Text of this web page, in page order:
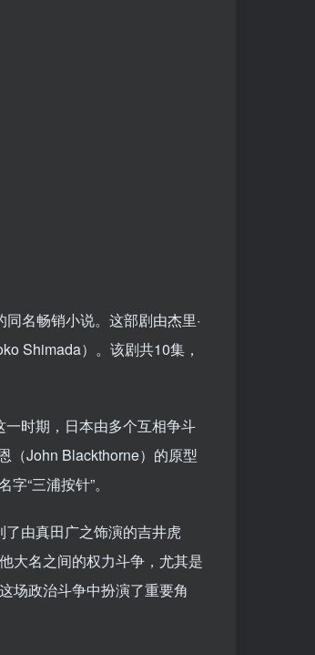
名畅销小说。这部剧由杰里·
Shimada）。该剧共10集，
时期，日本由多个互相争斗
（John Blackthorne）的原型
“三浦按针”。
了由真田广之饰演的吉井虎
大名之间的权力斗争，尤其是
场政治斗争中扮演了重要角